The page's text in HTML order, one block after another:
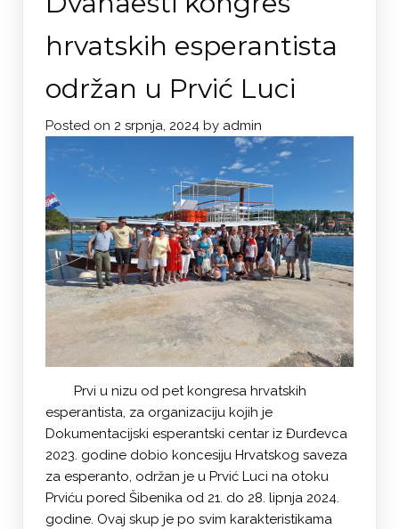
hrvatskih esperantista
održan u Prvić Luci
Posted on 2 srpnja, 2024 by admin
Prvi u nizu od pet kongresa hrvatskih
esperantista, za organizaciju kojih je
Dokumentacijski esperantski centar iz Đurđevca
2023. godine dobio koncesiju Hrvatskog saveza
za esperanto, održan je u Prvić Luci na otoku
Prviću pored Šibenika od 21. do 28. lipnja 2024.
godine. Ovaj skup je po svim karakteristikama